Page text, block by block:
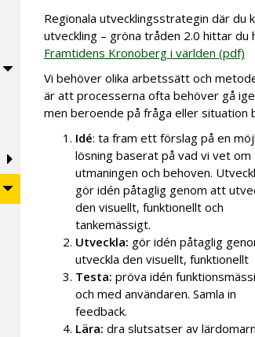
Regionala utvecklingsstrategin där
utveckling – gröna tråden 2.0 hittar du
Framtidens Kronoberg i världen (pdf)
Vi behöver olika arbetssätt och
är att processerna ofta behöver gå
men beroende på fråga eller situation
Idé: ta fram ett förslag på en
lösning baserat på vad vi vet om
utmaningen och behoven.
gör idén påtaglig genom att
den visuellt, funktionellt och
tankemäs­sigt.
Utveckla: gör idén påtaglig
utveckla den visuellt, funktionellt
Testa: pröva idén
och med användaren. Samla in
feedback.
Lära: dra slutsatser av